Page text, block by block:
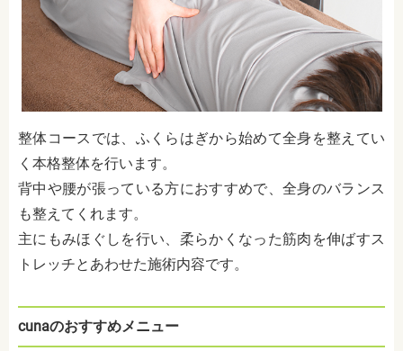
整体コースでは、ふくらはぎから始めて全身を整えてい
く本格整体を行います。
背中や腰が張っている方におすすめで、全身のバランス
も整えてくれます。
主にもみほぐしを行い、柔らかくなった筋肉を伸ばすス
トレッチとあわせた施術内容です。
cunaのおすすめメニュー